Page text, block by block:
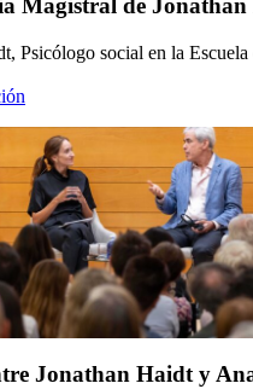
Magistral de
Psicólogo social en la
Jonathan Haidt y